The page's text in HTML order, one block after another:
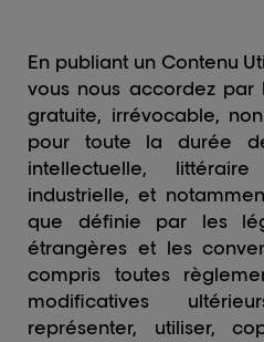
En publiant un Contenu
vous nous accordez
gratuite, irrévocable,
pour toute la durée
intellectuelle,
industrielle, et
que définie par les
étrangères et les
compris toutes
modificatives
représenter, utiliser,